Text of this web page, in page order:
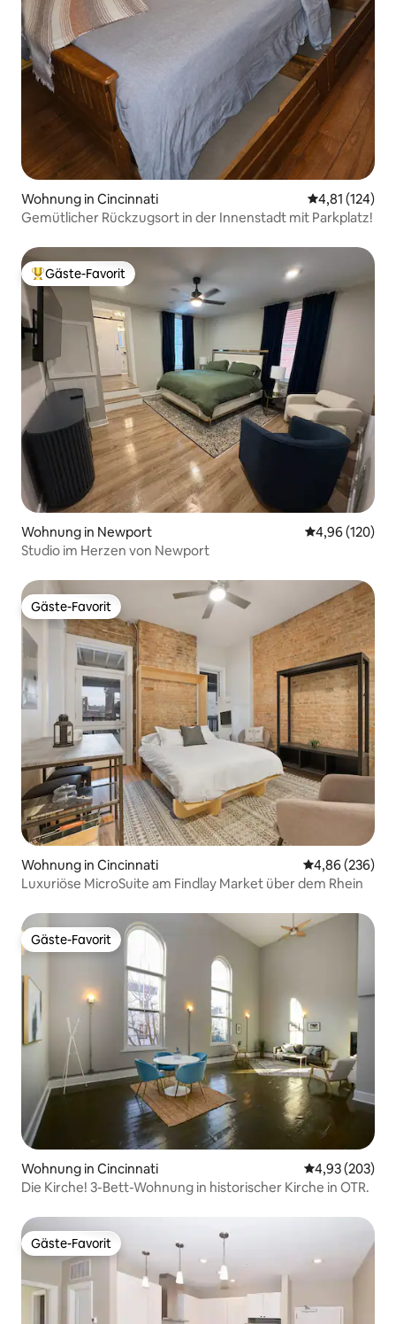
Wohnung in Cincinnati
4,81 (124)
Gemütlicher Rückzugsort in der Innenstadt mit Parkplatz!
Beliebter Gäste-Favorit.
Gäste-Favorit
Wohnung in Newport
4,96 (120)
Studio im Herzen von Newport
Gäste-Favorit
Gäste-Favorit
Wohnung in Cincinnati
4,86 (236)
Luxuriöse MicroSuite am Findlay Market über dem Rhein
Gäste-Favorit
Gäste-Favorit
Wohnung in Cincinnati
4,93 (203)
Die Kirche! 3-Bett-Wohnung in historischer Kirche in OTR.
Gäste-Favorit
Gäste-Favorit